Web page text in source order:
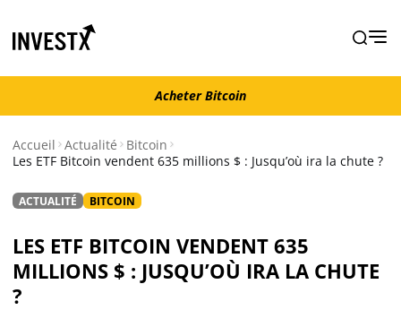
Acheter Bitcoin
Actualité Ethereum
Acheter Bitcoin
Accueil Actualité
Bitcoin
Les ETF Bitcoin vendent 635 millions $ : Jusqu’où ira la chute ?
ACTUALITÉ BITCOIN
LES ETF BITCOIN VENDENT 635
MILLIONS $ : JUSQU’OÙ IRA LA CHUTE
?